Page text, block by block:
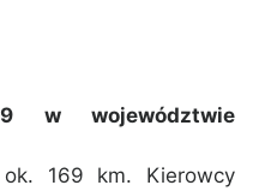
w województwie
169 km. Kierowcy